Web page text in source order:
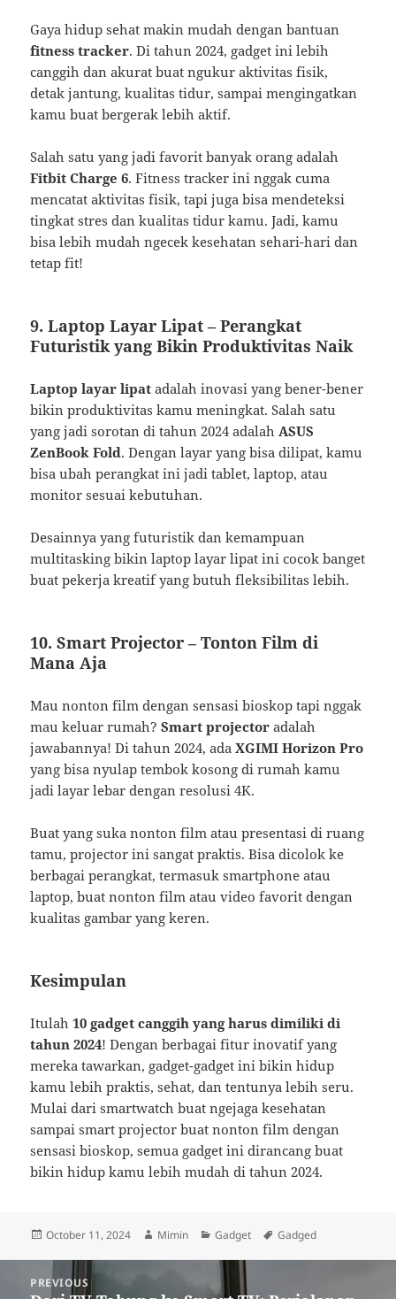
Gaya hidup sehat makin mudah dengan bantuan
fitness tracker. Di tahun 2024, gadget ini lebih
canggih dan akurat buat ngukur aktivitas fisik,
detak jantung, kualitas tidur, sampai mengingatkan
kamu buat bergerak lebih aktif.
Salah satu yang jadi favorit banyak orang adalah
Fitbit Charge 6. Fitness tracker ini nggak cuma
mencatat aktivitas fisik, tapi juga bisa mendeteksi
tingkat stres dan kualitas tidur kamu. Jadi, kamu
bisa lebih mudah ngecek kesehatan sehari-hari dan
tetap fit!
9.Laptop Layar Lipat – Perangkat
Futuristik yang Bikin Produktivitas Naik
Laptop layar lipat adalah inovasi yang bener-bener
bikin produktivitas kamu meningkat. Salah satu
yang jadi sorotan di tahun 2024 adalah ASUS
ZenBook Fold. Dengan layar yang bisa dilipat, kamu
bisa ubah perangkat ini jadi tablet, laptop, atau
monitor sesuai kebutuhan.
Desainnya yang futuristik dan kemampuan
multitasking bikin laptop layar lipat ini cocok banget
buat pekerja kreatif yang butuh fleksibilitas lebih.
10.Smart Projector – Tonton Film di
Mana Aja
Mau nonton film dengan sensasi bioskop tapi nggak
mau keluar rumah?Smart projector adalah
jawabannya! Di tahun 2024, adaXGIMI Horizon Pro
yang bisa nyulap tembok kosong di rumah kamu
jadi layar lebar dengan resolusi 4K.
Buat yang suka nonton film atau presentasi di ruang
tamu, projector ini sangat praktis. Bisa dicolok ke
berbagai perangkat, termasuk smartphone atau
laptop, buat nonton film atau video favorit dengan
kualitas gambar yang keren.
Kesimpulan
Itulah10 gadget canggih yang harus dimiliki di
tahun 2024! Dengan berbagai fitur inovatif yang
mereka tawarkan, gadget-gadget ini bikin hidup
kamu lebih praktis, sehat, dan tentunya lebih seru.
Mulai dari smartwatch buat ngejaga kesehatan
sampai smart projector buat nonton film dengan
sensasi bioskop, semua gadget ini dirancang buat
bikin hidup kamu lebih mudah di tahun 2024.
Posted
October 11, 2024 Author
Mimin Categories
Gadget Tags
Gadged
navigation
PREVIOUS